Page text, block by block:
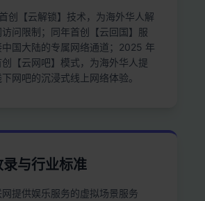
创【云解锁】技术，为海外华人解
问限制；同年首创【云回国】服
国大陆的专属网络通道；2025 年
【云网吧】模式，为海外华人提
网吧的沉浸式线上网络体验。
与行业标准
提供娱乐服务的虚拟场景服务